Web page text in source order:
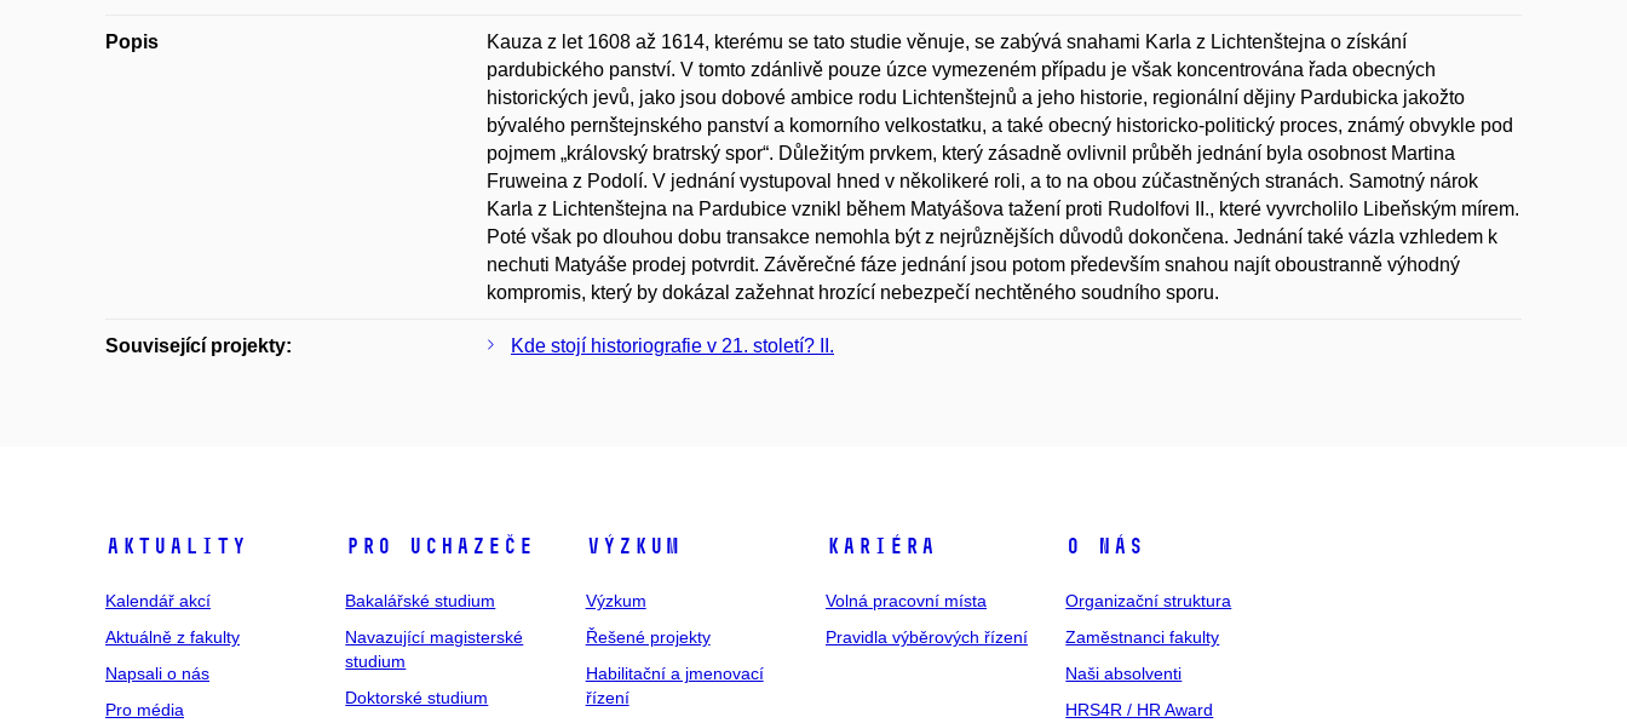
Popis
Kauza z let 1608 až 1614, kterému se tato studie věnuje, se zabývá snahami Karla z Lichtenštejna o získání
pardubického panství. V tomto zdánlivě pouze úzce vymezeném případu je však koncentrována řada obecných
historických jevů, jako jsou dobové ambice rodu Lichtenštejnů a jeho historie, regionální dějiny Pardubicka jakožto
bývalého pernštejnského panství a komorního velkostatku, a také obecný historicko-politický proces, známý obvykle pod
pojmem „královský bratrský spor“. Důležitým prvkem, který zásadně ovlivnil průběh jednání byla osobnost Martina
Fruweina z Podolí. V jednání vystupoval hned v několikeré roli, a to na obou zúčastněných stranách. Samotný nárok
Karla z Lichtenštejna na Pardubice vznikl během Matyášova tažení proti Rudolfovi II., které vyvrcholilo Libeňským mírem.
Poté však po dlouhou dobu transakce nemohla být z nejrůznějších důvodů dokončena. Jednání také vázla vzhledem k
nechuti Matyáše prodej potvrdit. Závěrečné fáze jednání jsou potom především snahou najít oboustranně výhodný
kompromis, který by dokázal zažehnat hrozící nebezpečí nechtěného soudního sporu.
Související projekty: Kde stojí historiografie v 21. století? II.
Aktuality
Kalendář akcí
Aktuálně z fakulty
Napsali o nás
Pro média
Pro uchazeče
Bakalářské studium
Navazující magisterské
studium
Doktorské studium
Výzkum
Výzkum
Řešené projekty
Habilitační a jmenovací
řízení
Kariéra
Volná pracovní místa
Pravidla výběrových řízení
O nás
Organizační struktura
Zaměstnanci fakulty
Naši absolventi
HRS4R / HR Award